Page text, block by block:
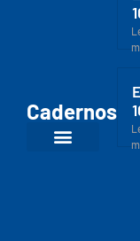
Cadernos